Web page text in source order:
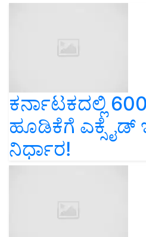
ಕರ್ನಾಟಕದಲ್ಲಿ
ಹೂಡಿಕೆಗೆ ಎಕ್ಸೈಡ್
ನಿರ್ಧಾರ!